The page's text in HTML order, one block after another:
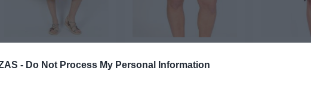
- Do Not Process My Personal Information
vuelo
con flecos